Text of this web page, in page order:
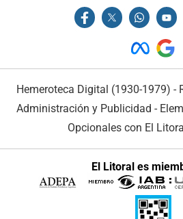
Hemeroteca Digital (1930-1979) -
Administración y Publicidad -
Opcionales con El
El Litoral es